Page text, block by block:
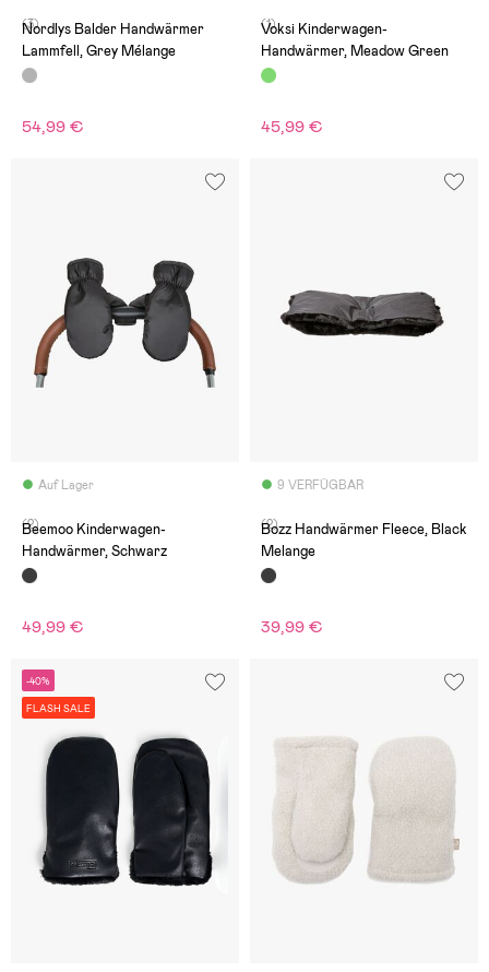
(3)
Nordlys Balder Handwärmer
Lammfell, Grey Mélange
54,99 €
(1)
Voksi Kinderwagen-
Handwärmer, Meadow Green
45,99 €
Auf Lager
(2)
Beemoo Kinderwagen-
Handwärmer, Schwarz
49,99 €
9 VERFÜGBAR
(2)
Bozz Handwärmer Fleece, Black
Melange
39,99 €
-40%
FLASH SALE